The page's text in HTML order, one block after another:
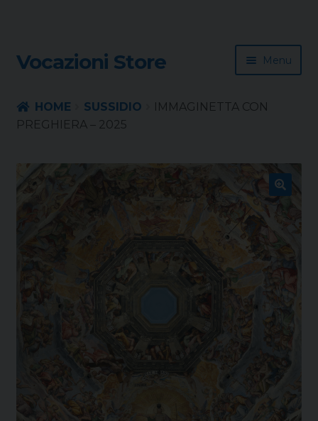
Skip
to
Skip
to
Vocazioni Store Menu
Sussidio
HOME SUSSIDIO
IMMAGINETTA CON
PREGHIERA – 2025
🔍